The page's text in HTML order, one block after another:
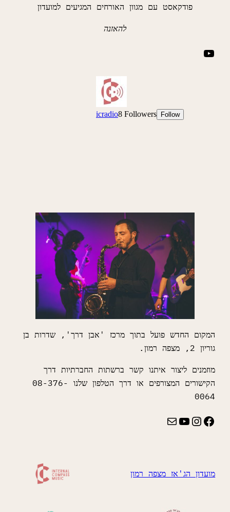
פודקאסט עם מגוון האורחים המגיעים למועדון
להאזנה
YouTube
המקום החדש פועל בתוך מרכז 'אבן דרך', שדרות בן
גוריון 2, מצפה רמון.
מוזמנים ליצור איתנו קשר ברשתות החברתיות דרך
הקישורים המצורפים או דרך הטלפון שלנו 08-376-
0064
Facebook
Instagram
YouTube
Mail
מועדון הג'אז מצפה רמון